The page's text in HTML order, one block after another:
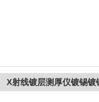
X射线镀层测厚仪镀锡镀